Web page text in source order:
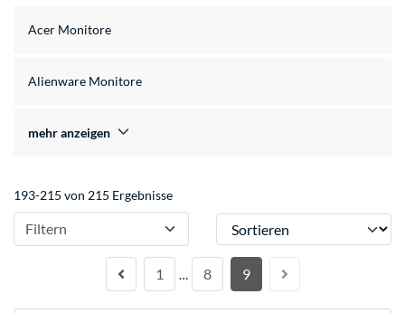
Acer Monitore
Alienware Monitore
mehr anzeigen
193-215 von 215 Ergebnisse
Filtern Sortieren
1 … 8 9